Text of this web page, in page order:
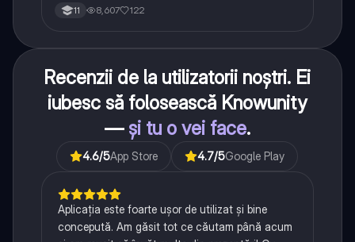
11 8,607 122
Recenzii de la utilizatorii noștri. Ei
iubesc să folosească Knowunity
— și tu o vei face.
4.6/5App Store 4.7/5Google Play
Aplicația este foarte ușor de utilizat și bine
concepută. Am găsit tot ce căutam până acum